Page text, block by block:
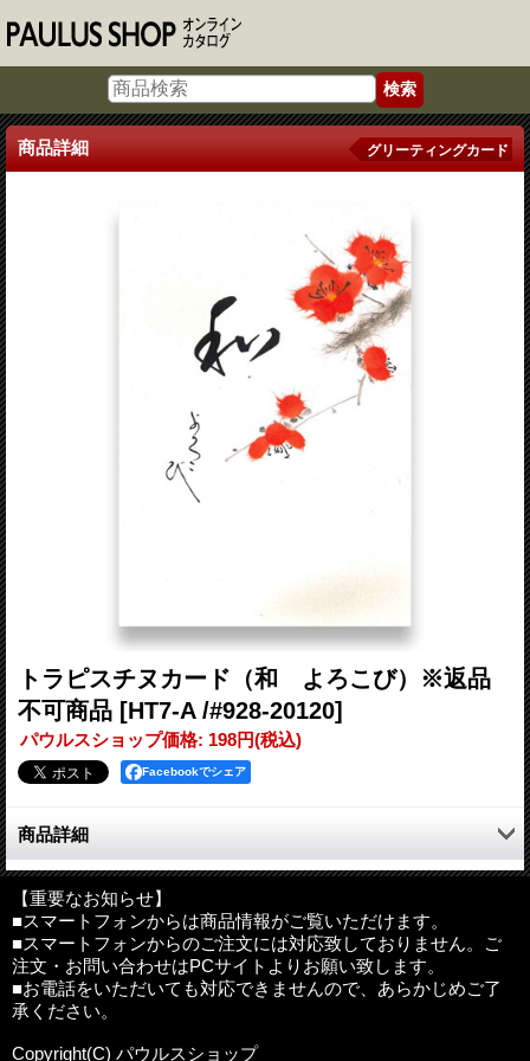
商品詳細 グリーティングカード
トラピスチヌカード（和 よろこび）※返品
不可商品 [HT7-A /#928-20120]
パウルスショップ価格: 198円(税込)
Facebookでシェア
商品詳細
函館のトラピスチヌ修道院で作られたみことばカード。
絵柄はウメ。
サイズ：縦15.0cm×横10.3cm（二つ折りの状態）
その他：封筒付（白色）
製造：日本
【重要なお知らせ】
■スマートフォンからは商品情報がご覧いただけます。
■スマートフォンからのご注文には対応致しておりません。ご
注文・お問い合わせはPCサイトよりお願い致します。
■お電話をいただいても対応できませんので、あらかじめご了
承ください。
Copyright(C) パウルスショップ